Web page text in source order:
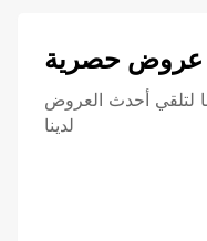
عروض حصرية
لتلقي أحدث العروض
لدينا